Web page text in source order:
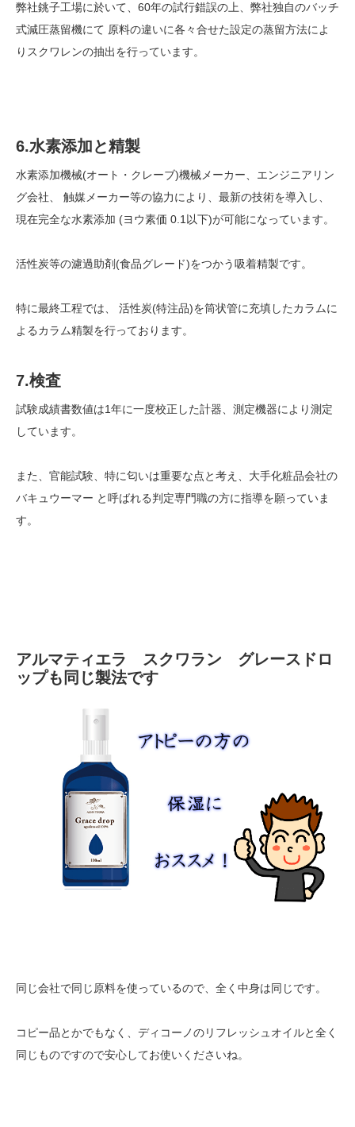
弊社銚子工場に於いて、60年の試行錯誤の上、弊社独自のバッチ
式減圧蒸留機にて 原料の違いに各々合せた設定の蒸留方法によ
りスクワレンの抽出を行っています。
6.水素添加と精製
水素添加機械(オート・クレーブ)機械メーカー、エンジニアリン
グ会社、 触媒メーカー等の協力により、最新の技術を導入し、
現在完全な水素添加 (ヨウ素価 0.1以下)が可能になっています。
活性炭等の濾過助剤(食品グレード)をつかう吸着精製です。
特に最終工程では、 活性炭(特注品)を筒状管に充填したカラムに
よるカラム精製を行っております。
7.検査
試験成績書数値は1年に一度校正した計器、測定機器により測定
しています。
また、官能試験、特に匂いは重要な点と考え、大手化粧品会社の
バキュウーマー と呼ばれる判定専門職の方に指導を願っていま
す。
アルマティエラ スクワラン グレースドロ
ップも同じ製法です
同じ会社で同じ原料を使っているので、全く中身は同じです。
コピー品とかでもなく、ディコーノのリフレッシュオイルと全く
同じものですので安心してお使いくださいね。